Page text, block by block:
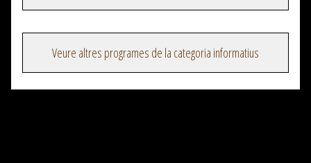
Veure altres programes de la categoria informatius